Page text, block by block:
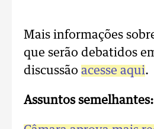
Mais informações
que serão debatidos
discussão acesse aqui.
Assuntos semelhantes: